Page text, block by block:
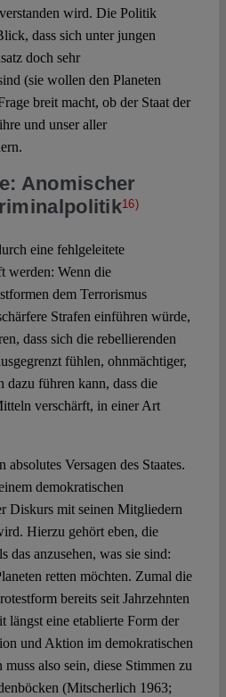
wird. Die Politik
dass sich unter jungen
doch sehr
(sie wollen den Planeten
breit macht, ob der Staat der
und unser aller
Anomischer
16)
eine fehlgeleitete
werden: Wenn die
dem Terrorismus
Strafen einführen würde,
dass sich die rebellierenden
fühlen, ohnmächtiger,
dazu führen kann, dass die
verschärft, in einer Art
Versagen des Staates.
demokratischen
Diskurs mit seinen Mitgliedern
Hierzu gehört eben, die
das anzusehen, was sie sind:
retten möchten. Zumal die
bereits seit Jahrzehnten
längst eine etablierte Form der
und Aktion im demokratischen
also sein, diese Stimmen zu
(Mitscherlich 1963;